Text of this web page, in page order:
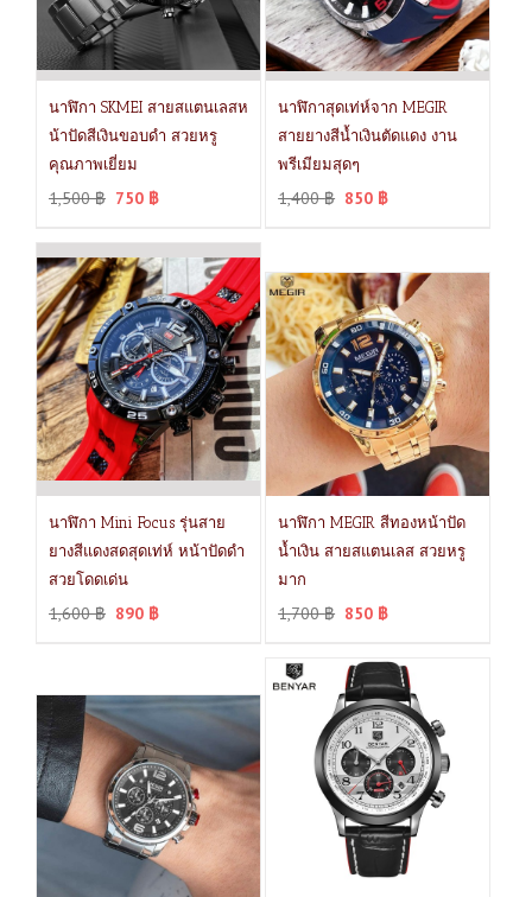
นาฬิกา SKMEI สายสแตนเลสห
น้าปัดสีเงินขอบดำ สวยหรู
คุณภาพเยี่ยม
1,500฿ 750 ฿
นาฬิกาสุดเท่ห์จาก MEGIR
สายยางสีน้ำเงินตัดแดง งาน
พรีเมียมสุดๆ
1,400฿ 850 ฿
นาฬิกา Mini Focus รุ่นสาย
ยางสีแดงสดสุดเท่ห์ หน้าปัดดำ
สวยโดดเด่น
1,600฿ 890 ฿
นาฬิกา MEGIR สีทองหน้าปัด
น้ำเงิน สายสแตนเลส สวยหรู
มาก
1,700฿ 850 ฿